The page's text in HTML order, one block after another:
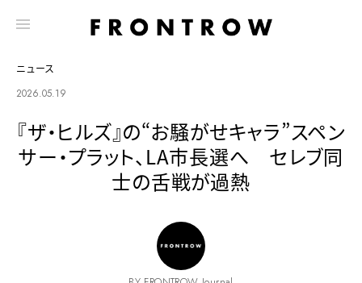
ニュース
2026.05.19
『ザ・ヒルズ』の“お騒がせキャラ”スペン
サー・プラット、LA市長選へ セレブ同
士の舌戦が過熱